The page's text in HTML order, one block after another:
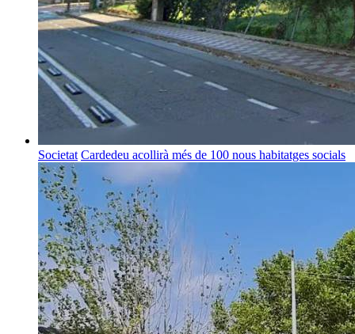
Societat Cardedeu acollirà més de 100 nous habitatges socials